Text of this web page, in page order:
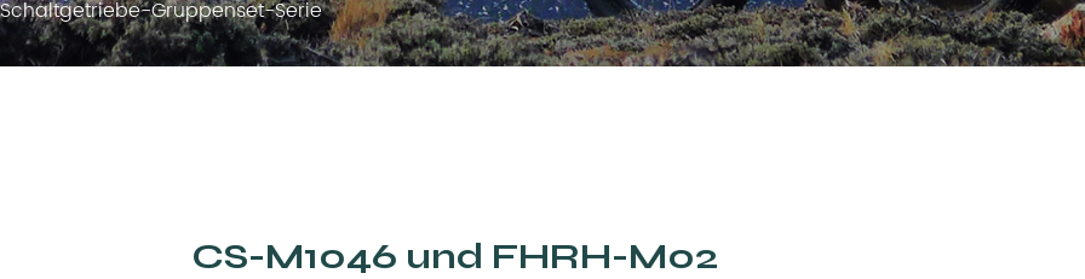
Schaltgetriebe-Gruppenset-Serie
CS-M1046 und FHRH-M02